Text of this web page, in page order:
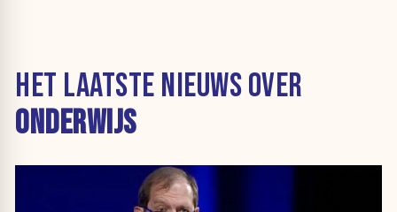
HET LAATSTE NIEUWS OVER
ONDERWIJS